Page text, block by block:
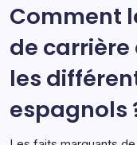
Comment
de
les
espagnols